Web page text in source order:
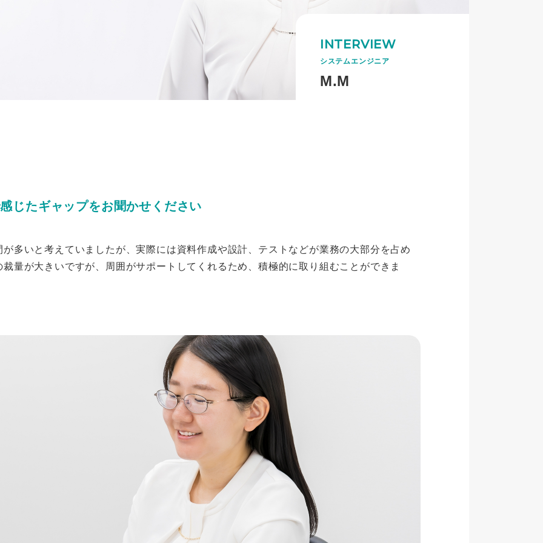
INTERVIEW
システムエンジニア
M.M
じたギャップをお聞かせください
多いと考えていましたが、実際には資料作成や設計、テストなどが業務の大部分を占め
量が大きいですが、周囲がサポートしてくれるため、積極的に取り組むことができま